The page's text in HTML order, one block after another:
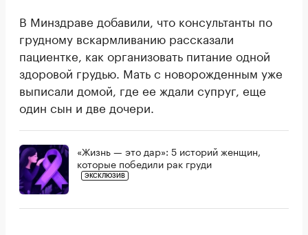
В Минздраве добавили, что консультанты по
грудному вскармливанию рассказали
пациентке, как организовать питание одной
здоровой грудью. Мать с новорожденным уже
выписали домой, где ее ждали супруг, еще
один сын и две дочери.
«Жизнь — это дар»: 5 историй женщин,
которые победили рак груди
ЭКСКЛЮЗИВ